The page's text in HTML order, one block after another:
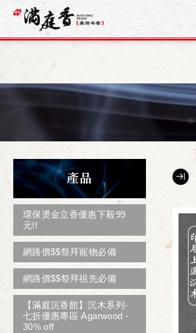
產品
環保燙金立香優惠下殺99
元!!
網路價$$祭拜寵物必備
網路價$$祭拜祖先必備
【滿庭沉香館】沉木系列-
七折優惠專區 Agarwood -
30% off